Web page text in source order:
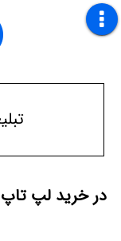
در خرید لپ تاپ